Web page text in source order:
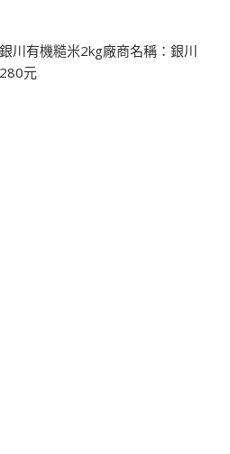
川有機糙米2kg廠商名稱：銀川
元